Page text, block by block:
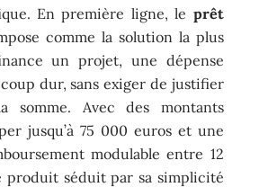
En première ligne, le prêt
comme la solution la plus
un projet, une dépense
dur, sans exiger de justifier
somme. Avec des montants
jusqu’à 75 000 euros et une
modulable entre 12
produit séduit par sa simplicité